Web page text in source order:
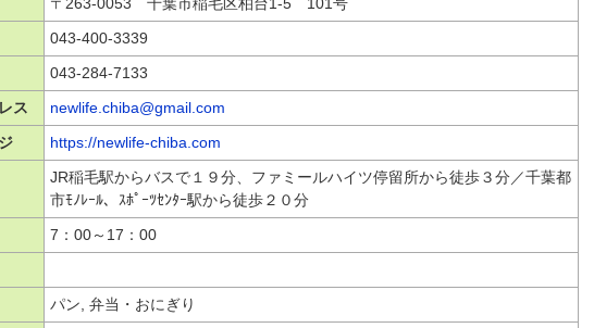
043-400-3339
043-284-7133
ス
newlife.chiba@gmail.com
https://newlife-chiba.com
JR稲毛駅からバスで１９分、ファミールハイツ停留所から徒歩３分／千葉都
市ﾓﾉﾚｰﾙ、ｽﾎﾟｰﾂｾﾝﾀｰ駅から徒歩２０分
7：00～17：00
パン, 弁当・おにぎり